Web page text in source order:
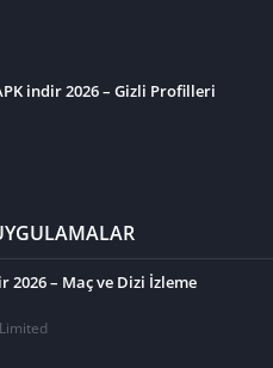
indir 2026 – Gizli Profilleri
2026 – Maç ve Dizi İzleme